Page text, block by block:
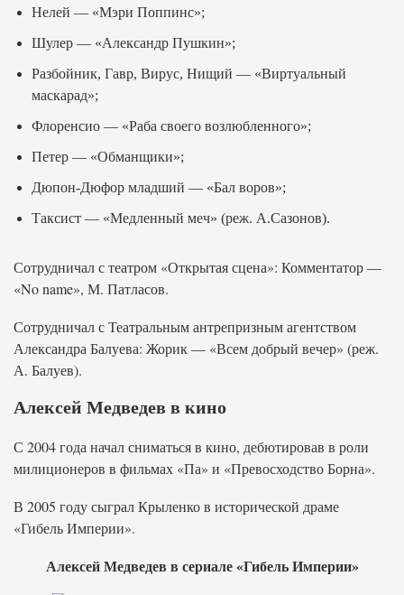
Нелей — «Мэри Поппинс»;
Шулер — «Александр Пушкин»;
Разбойник, Гавр, Вирус, Нищий — «Виртуальный
маскарад»;
Флоренсио — «Раба своего возлюбленного»;
Петер — «Обманщики»;
Дюпон-Дюфор младший — «Бал воров»;
Таксист — «Медленный меч» (реж. А.Сазонов).
Сотрудничал с театром «Открытая сцена»: Комментатор —
«No name», М. Патласов.
Сотрудничал с Театральным антрепризным агентством
Александра Балуева: Жорик — «Всем добрый вечер» (реж.
А. Балуев).
Алексей Медведев в кино
С 2004 года начал сниматься в кино, дебютировав в роли
милиционеров в фильмах «Па» и «Превосходство Борна».
В 2005 году сыграл Крыленко в исторической драме
«Гибель Империи».
Алексей Медведев в сериале «Гибель Империи»